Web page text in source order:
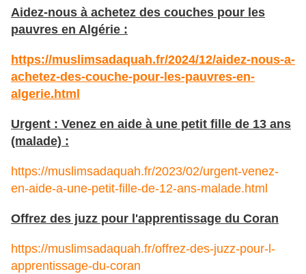
Aidez-nous à achetez des couches pour les
pauvres en Algérie :
https://muslimsadaquah.fr/2024/12/aidez-nous-a-
achetez-des-couche-pour-les-pauvres-en-
algerie.html
Urgent : Venez en aide à une petit fille de 13 ans
(malade) :
https://muslimsadaquah.fr/2023/02/urgent-venez-
en-aide-a-une-petit-fille-de-12-ans-malade.html
Offrez des juzz pour l'apprentissage du Coran
https://muslimsadaquah.fr/offrez-des-juzz-pour-l-
apprentissage-du-coran